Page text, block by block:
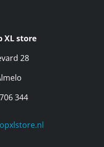
XL store
28
344